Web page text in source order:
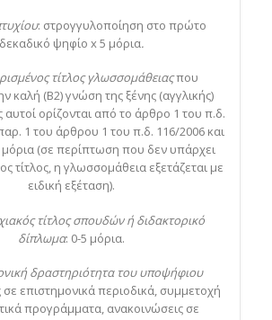
: στρογγυλοποίηση στο πρώτο
δεκαδικό ψηφίο x 5 μόρια.
τίτλος γλωσσομάθειαςπου
καλή (B2) γνώση της ξένης (αγγλικής)
ορίζονται από το άρθρο 1 του π.δ.
1 του άρθρου 1 του π.δ. 116/2006 και
μόρια (σε περίπτωση που δεν υπάρχει
τίτλος, η γλωσσομάθεια εξετάζεται με
ειδική εξέταση).
τίτλος σπουδών ή διδακτορικό
δίπλωμα: 0-5 μόρια.
δραστηριότητα του υποψήφιου
σε επιστημονικά περιοδικά, συμμετοχή
προγράμματα, ανακοινώσεις σε